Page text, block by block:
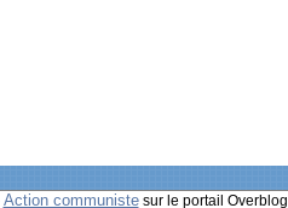
Action communistesur le portail Overblog